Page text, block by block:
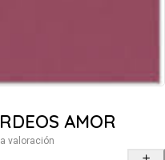
AMOR
valoración